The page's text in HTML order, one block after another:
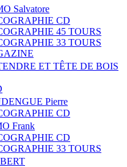
Salvatore
CD
45 TOURS
33 TOURS
ET TÊTE DE BOIS
Pierre
CD
Frank
CD
33 TOURS